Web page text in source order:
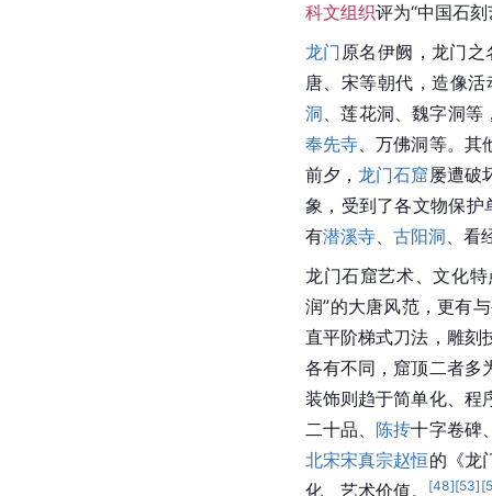
科文组织评为“中国石
龙门原名伊阙，龙门之
唐、宋等朝代，造像
洞、莲花洞、魏字洞等
奉先寺、万佛洞等。其
前夕，龙门石窟屡遭破
象，受到了各文物保
有潜溪寺、 古阳洞、看
龙门石窟艺术、文化
润”的大唐风范，更有
直平阶梯式刀法，雕刻
各有不同，窟顶二者多
装饰则趋于简单化、程
二十品、 陈抟十字卷碑
北宋宋真宗赵恒的《龙
化、艺术价值。
[48][53] [